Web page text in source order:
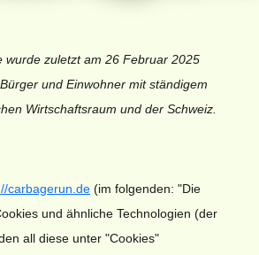
wurde zuletzt am 26 Februar 2025
und Einwohner mit ständigem
Wirtschaftsraum und der Schweiz.
carbagerun.de (im folgenden: "Die
und ähnliche Technologien (der
all diese unter "Cookies"